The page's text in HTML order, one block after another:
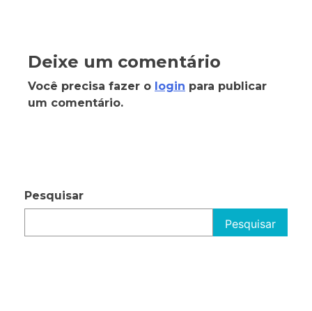
Deixe um comentário
Você precisa fazer o login para publicar
um comentário.
Pesquisar
Pesquisar